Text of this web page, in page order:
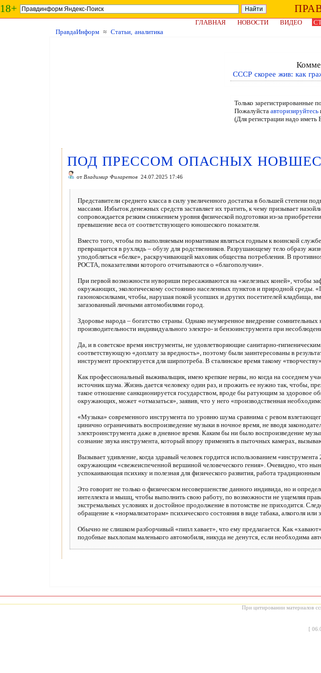
18+
ГЛАВНАЯ
НОВОСТИ ВИДЕО
ПравдаИнформ ≈ Статьи, аналитика
СССР скорее жив: как
Только зарегистрированные
Пожалуйста авторизируйтесь
(Для регистрации надо иметь
ПОД ПРЕССОМ ОПАСНЫХ
от Владимир Филаретов 24.07.2025 17:46
Представители среднего класса в силу увеличенного достатка в большей
массами. Избыток денежных средств заставляет их тратить, к чему призывает
сопровождается резким снижением уровня физической подготовки из-за
превышение веса от соответствующего юношеского показателя.
Вместо того, чтобы по выполняемым нормативам являться годным к воинской
превращается в рухлядь – обузу для родственников. Разрушающему тело образу
уподобляться «белке», раскручивающей маховик общества потребления. В
РОСТА, показателями которого отчитываются о «благополучии».
При первой возможности нувориши пересаживаются на «железных коней», чтобы
окружающих, экологическому состоянию населенных пунктов и природной среды.
газонокосилками, чтобы, нарушая покой усопших и других посетителей кладбища,
загазованный личными автомобилями город.
Здоровье народа – богатство страны. Однако неумеренное внедрение
производительности индивидуального электро- и бензоинструмента при
Да, и в советское время инструменты, не удовлетворяющие санитарно-
соответствующую «доплату за вредность», поэтому были заинтересованы в
инструмент проектируется для ширпотреба. В сталинское время такому
Как профессиональный выживальщик, имею крепкие нервы, но когда на соседнем
источник шума. Жизнь дается человеку один раз, и прожить ее нужно так, чтобы,
такое отношение санкционируется государством, вроде бы ратующим за здоровое
окружающих, может «отмазаться», заявив, что у него «производственная
«Музыка» современного инструмента по уровню шума сравнима с ревом
цинично ограничивать воспроизведение музыки в ночное время, не вводя
электроинструмента даже в дневное время. Каким бы ни было воспроизведение
сознание звука инструмента, который впору применять в пыточных камерах,
Вызывает удивление, когда здравый человек гордится использованием
окружающим «свежеиспеченной вершиной человеческого гения». Очевидно, что
успокаивающая психику и полезная для физического развития, работа
Это говорит не только о физическом несовершенстве данного индивида, но и
интеллекта и мышц, чтобы выполнить свою работу, по возможности не ущемляя
экстремальных условиях и достойное продолжение в потомстве не приходится.
обращение к «нормализаторам» психического состояния в виде табака, алкоголя
Обычно не слишком разборчивый «пипл хавает», что ему предлагается. Как
подобные выхлопам маленького автомобиля, никуда не денутся, если необходима
При цитировании материалов
[